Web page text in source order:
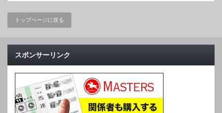
トップページに戻る
スポンサーリンク